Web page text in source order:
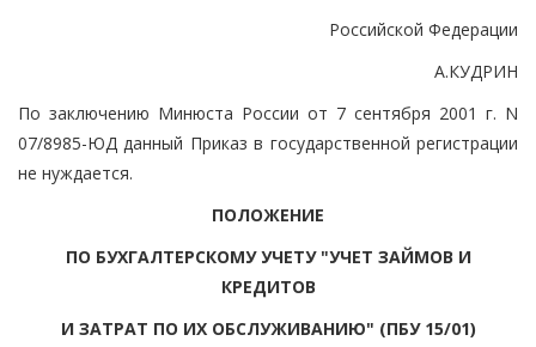
Российской Федерации
А.КУДРИН
По заключению Минюста России от 7 сентября 2001 г. N
07/8985-ЮД данный Приказ в государственной регистрации
не нуждается.
ПОЛОЖЕНИЕ
ПО БУХГАЛТЕРСКОМУ УЧЕТУ "УЧЕТ ЗАЙМОВ И
КРЕДИТОВ
И ЗАТРАТ ПО ИХ ОБСЛУЖИВАНИЮ" (ПБУ 15/01)